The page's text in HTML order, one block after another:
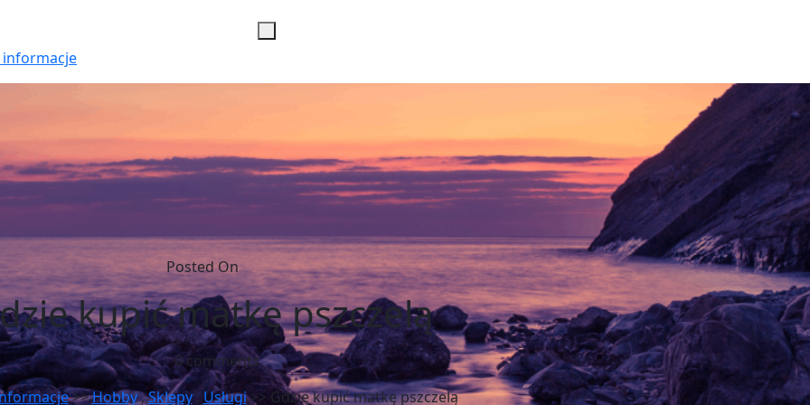
Posted On
kupić matkę pszczelą
0 comments
>>Hobby,Sklepy,Usługi>> Gdzie kupić matkę pszczelą